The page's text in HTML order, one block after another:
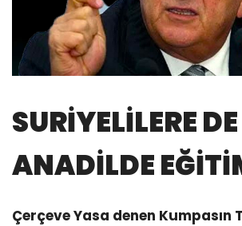
SURİYELİLERE DE
ANADİLDE
Çerçeve Yasa denen Kumpasın